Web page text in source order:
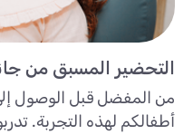
التحضير المسبق من
من المفضل قبل الوصول
أطفالكم لهذه التجربة.